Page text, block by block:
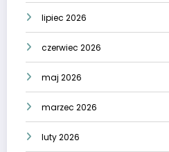
lipiec 2026
czerwiec 2026
maj 2026
marzec 2026
luty 2026